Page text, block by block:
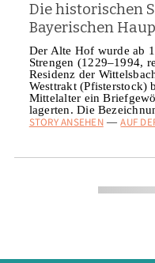
Die historischen
Bayerischen
Der Alte Hof wurde ab
Strengen (1229–1994,
Residenz der
Westtrakt (Pfisterstock)
Mittelalter ein
lagerten. Die
STORY ANSEHEN — AUF